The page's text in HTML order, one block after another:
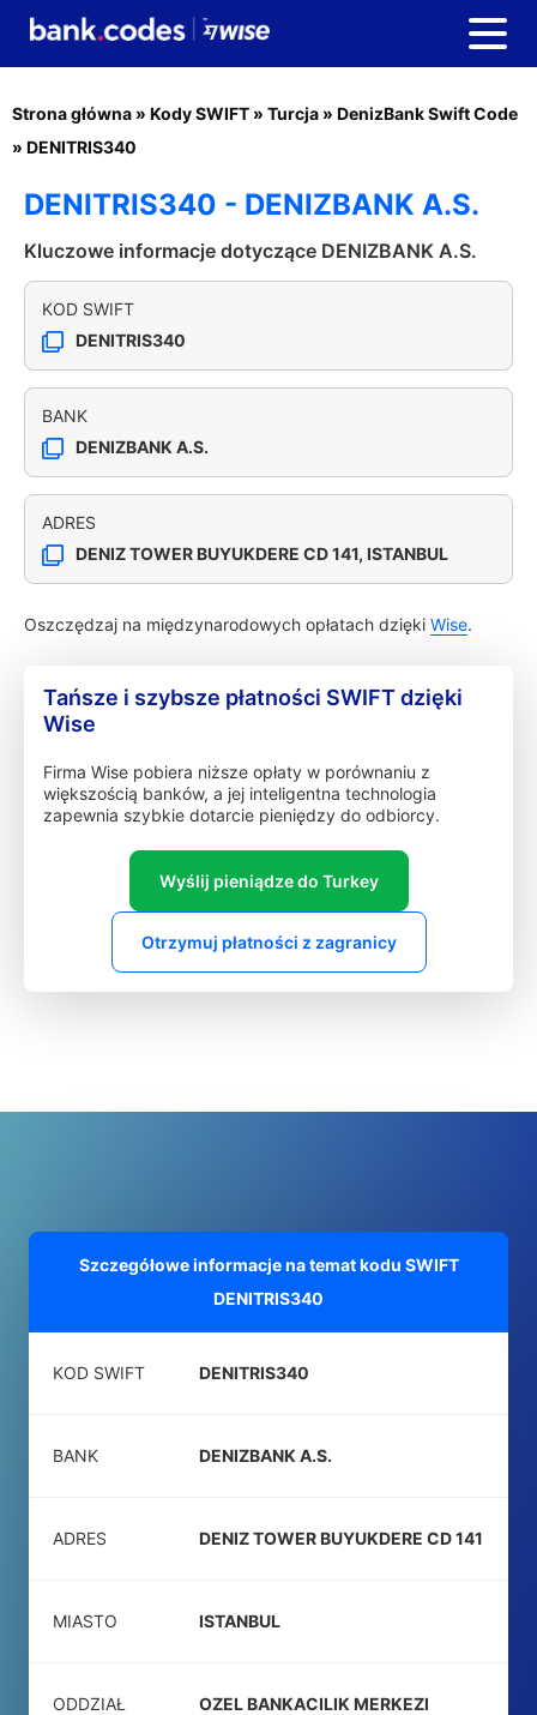
Strona główna » Kody SWIFT » Turcja » DenizBank Swift Code
» DENITRIS340
DENITRIS340 - DENIZBANK A.S.
Kluczowe informacje dotyczące DENIZBANK A.S.
KOD SWIFT
DENITRIS340
BANK
DENIZBANK A.S.
ADRES
DENIZ TOWER BUYUKDERE CD 141, ISTANBUL
Oszczędzaj na międzynarodowych opłatach dzięki Wise.
Tańsze i szybsze płatności SWIFT dzięki
Wise
Firma Wise pobiera niższe opłaty w porównaniu z
większością banków, a jej inteligentna technologia
zapewnia szybkie dotarcie pieniędzy do odbiorcy.
Wyślij pieniądze do Turkey
Otrzymuj płatności z zagranicy
Szczegółowe informacje na temat kodu SWIFT
DENITRIS340
KOD SWIFT DENITRIS340
BANK DENIZBANK A.S.
ADRES DENIZ TOWER BUYUKDERE CD 141
MIASTO ISTANBUL
ODDZIAŁ OZEL BANKACILIK MERKEZI